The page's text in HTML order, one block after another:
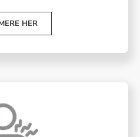
HER